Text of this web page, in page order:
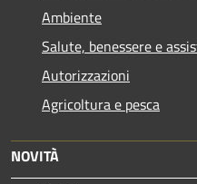
Ambiente
Salute, benessere e
Autorizzazioni
Agricoltura e pesca
NOVITÀ